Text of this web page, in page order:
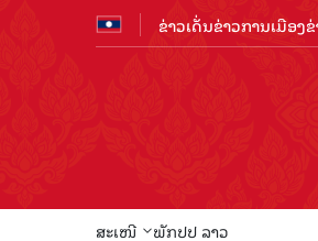
ຂ່າວເດັ່ນຂ່າວການເມືອງ
ສະເໜີ ພັກປປ ລາວ